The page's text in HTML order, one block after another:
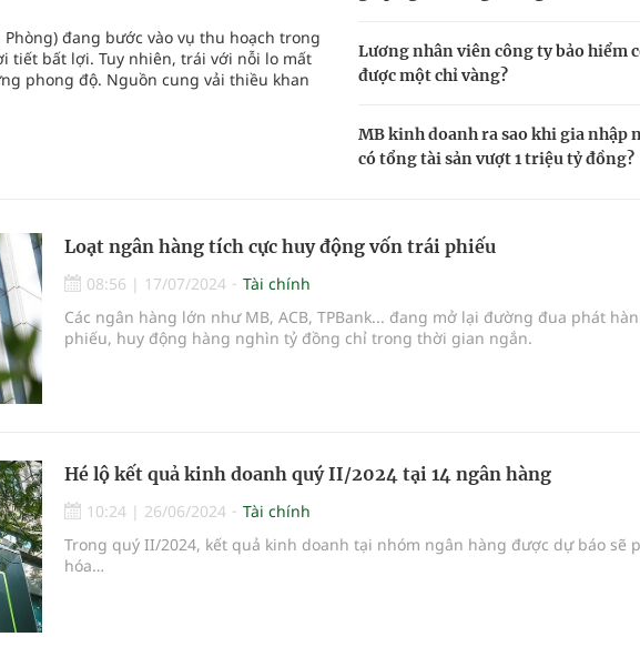
đang bước vào vụ thu hoạch trong
tiết bất lợi. Tuy nhiên, trái với nỗi lo mất
phong độ. Nguồn cung vải thiều khan
Lương nhân viên công ty bảo hiểm
được một chỉ vàng?
MB kinh doanh ra sao khi gia nhập
có tổng tài sản vượt 1 triệu tỷ đồng?
Loạt ngân hàng tích cực huy động vốn trái phiếu
08:56 | 17/07/2024
Tài chính
Các ngân hàng lớn như MB, ACB, TPBank... đang mở lại đường đua phát
phiếu, huy động hàng nghìn tỷ đồng chỉ trong thời gian ngắn.
Hé lộ kết quả kinh doanh quý II/2024 tại 14 ngân hàng
10:24 | 26/06/2024
Tài chính
Trong quý II/2024, kết quả kinh doanh tại nhóm ngân hàng được dự báo sẽ
hóa…